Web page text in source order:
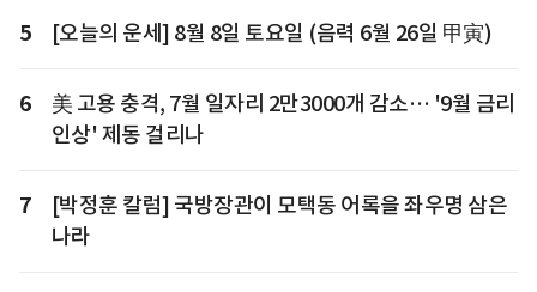
5 [오늘의 운세] 8월 8일 토요일 (음력 6월 26일 甲寅)
6
美 고용 충격, 7월 일자리 2만3000개 감소… '9월 금리
인상' 제동 걸리나
7
[박정훈 칼럼] 국방장관이 모택동 어록을 좌우명 삼은
나라